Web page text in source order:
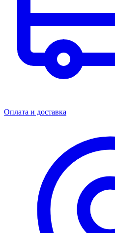
Оплата и доставка